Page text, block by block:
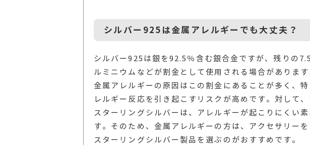
シルバー925は金属アレルギーでも大丈夫？
シルバー925は銀を92.5％含む銀合金ですが、残りの
ルミニウムなどが割金として使用される場合があります
金属アレルギーの原因はこの割金にあることが多く、
レルギー反応を引き起こすリスクが高めです。対して
スターリングシルバーは、アレルギーが起こりにくい
す。そのため、金属アレルギーの方は、アクセサリーを
スターリングシルバー製品を選ぶのがおすすめです。